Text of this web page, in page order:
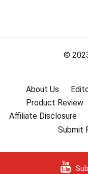
©
About Us
Product Review
Affiliate Disclosure
Submit